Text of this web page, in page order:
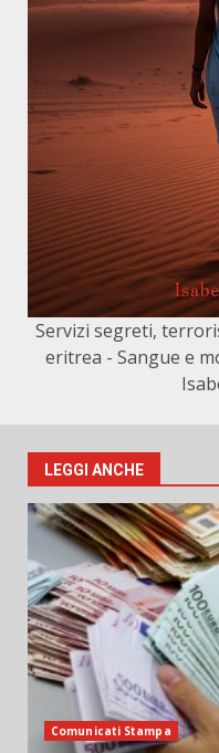
Servizi segreti,
eritrea - Sangue e
LEGGI ANCHE
Comunicati Stampa